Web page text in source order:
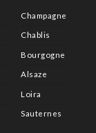
Champagne
Chablis
Bourgogne
Alsaze
Loira
Sauternes